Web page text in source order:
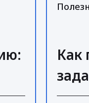
Как